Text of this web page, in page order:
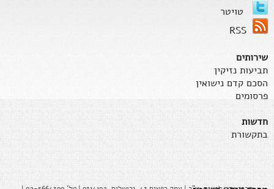
טויטר
RSS
שירותים
תביעות נזיקין
הסכם קדם נישואין
פרסומים
חדשות
בתקשורת